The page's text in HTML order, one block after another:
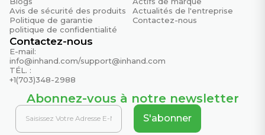
EN 61000-4-5 Niveau 3
Physique
Chute libre
CEI 60068-2-32
Choc
Vibration
Avis de sécurité des produits
Politique de garantie
politique de confidentialité
Actualités de l'entreprise
Contactez-nous
Contactez-nous
E-mail:
info@inhand.com/support@inhand.com
TÉL. :
+1(703)348-2988
Abonnez-vous à notre newsletter
S'abonner